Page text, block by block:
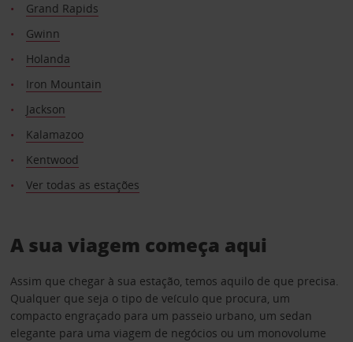
Grand Rapids
Gwinn
Holanda
Iron Mountain
Jackson
Kalamazoo
Kentwood
Ver todas as estações
A sua viagem começa aqui
Assim que chegar à sua estação, temos aquilo de que precisa.
Qualquer que seja o tipo de veículo que procura, um
compacto engraçado para um passeio urbano, um sedan
elegante para uma viagem de negócios ou um monovolume